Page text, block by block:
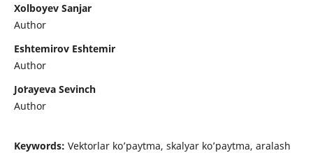
Xolboyev Sanjar
Author
Eshtemirov Eshtemir
Author
Joʻrayeva Sevinch
Author
Keywords: Vektorlar ko’paytma, skalyar ko’paytma, aralash